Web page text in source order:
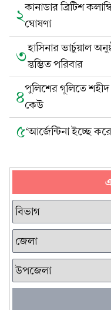
২কানাডার ব্রিটিশ
ঘোষণা
৩হাসিনার ভার্চুয়াল
স্তম্ভিত পরিবার
৪পুলিশের গুলিতে
কেউ
৫‘আর্জেন্টিনা ইচ্ছে